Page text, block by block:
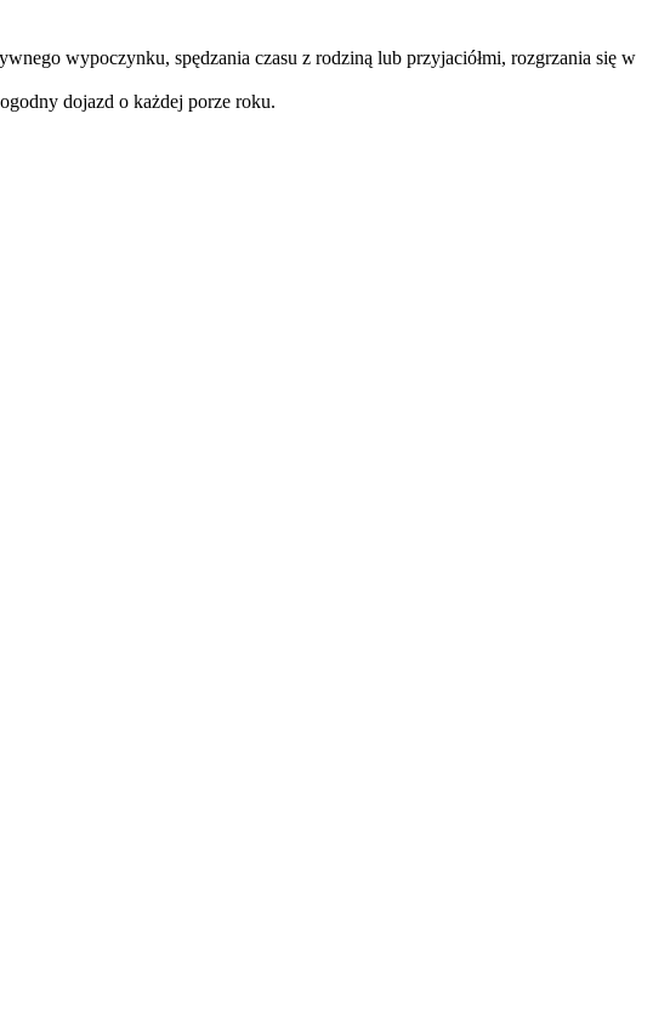
wypoczynku, spędzania czasu z rodziną lub przyjaciółmi, rozgrzania się w
dojazd o każdej porze roku.